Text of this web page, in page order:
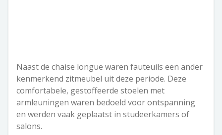
Naast de chaise longue waren fauteuils een ander
kenmerkend zitmeubel uit deze periode. Deze
comfortabele, gestoffeerde stoelen met
armleuningen waren bedoeld voor ontspanning
en werden vaak geplaatst in studeerkamers of
salons.